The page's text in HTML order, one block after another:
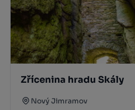
Zřícenina hradu Skály
Nový Jimramov